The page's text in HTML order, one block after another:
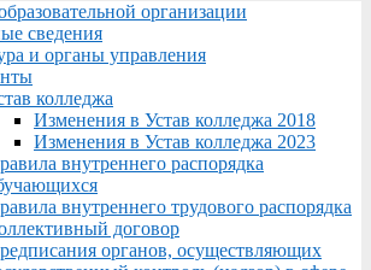
организации
сведения
и органы управления
колледжа
Изменения в Устав колледжа 2018
Изменения в Устав колледжа 2023
внутреннего распорядка
внутреннего трудового распорядка
договор
органов, осуществляющих